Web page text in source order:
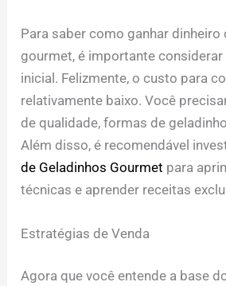
Para saber como ganhar dinheiro
gourmet, é importante
inicial. Felizmente, o custo para
relativamente baixo. Você
de qualidade, formas de
Além disso, é recomendável
de Geladinhos Gourmet para
técnicas e aprender receitas
Estratégias de Venda
Agora que você entende a base